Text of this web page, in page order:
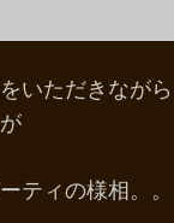
いただきながら
ティの様相。